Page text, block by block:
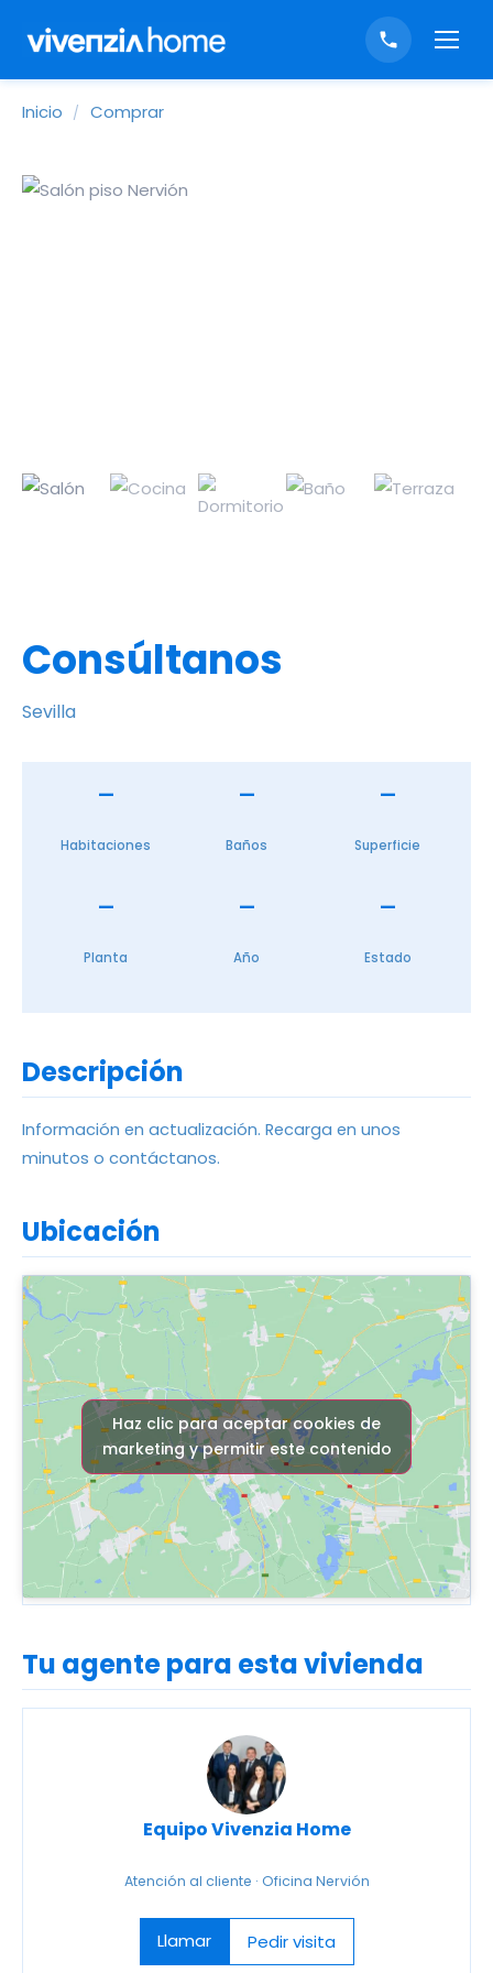
Inicio / Comprar
Consúltanos
Sevilla
—
Habitaciones
—
Baños
—
Superficie
—
Planta
—
Año
—
Estado
Descripción
Información en actualización. Recarga en unos
minutos o contáctanos.
Ubicación
Haz clic para aceptar cookies de
marketing y permitir este contenido
Tu agente para esta vivienda
Equipo Vivenzia Home
Atención al cliente · Oficina Nervión
Llamar Pedir visita